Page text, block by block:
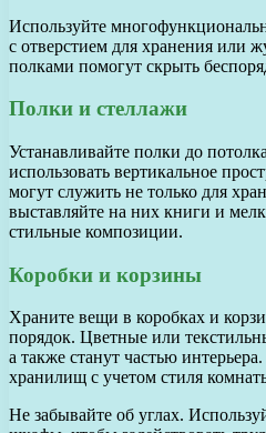
Используйте
с отверстием для хранения или
полками помогут скрыть
Полки и стеллажи
Устанавливайте полки до
использовать вертикальное
могут служить не только для
выставляйте на них книги и
стильные композиции.
Коробки и корзины
Храните вещи в коробках и
порядок. Цветные или
а также станут частью
хранилищ с учетом стиля
Не забывайте об углах.